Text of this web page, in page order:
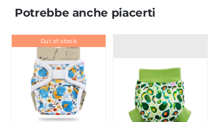
Potrebbe anche piacerti
Out of stock